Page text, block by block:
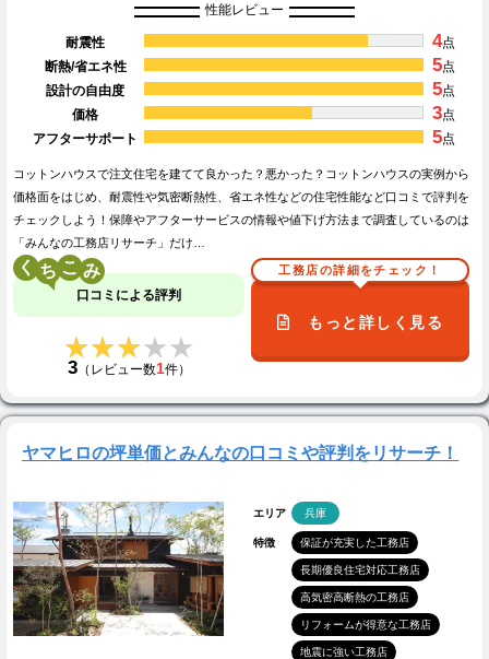
性能レビュー
耐震性 4点
断熱/省エネ性
5点
設計の自由度
5点
価格
3点
アフターサポート
5点
コットンハウスで注文住宅を建てて良かった？悪かった？コットンハウスの実例から
価格面をはじめ、耐震性や気密断熱性、省エネ性などの住宅性能など口コミで評判を
チェックしよう！保障やアフターサービスの情報や値下げ方法まで調査しているのは
「みんなの工務店リサーチ」だけ…
く こ
口コミによる評判
★★★★★
★★★★★
3（レビュー数1件）
工務店の詳細をチェック！
もっと詳しく見る
ヤマヒロの坪単価とみんなの口コミや評判をリサーチ！
エリア 兵庫
特徴 保証が充実した工務店
長期優良住宅対応工務店
高気密高断熱の工務店
リフォームが得意な工務店
地震に強い工務店